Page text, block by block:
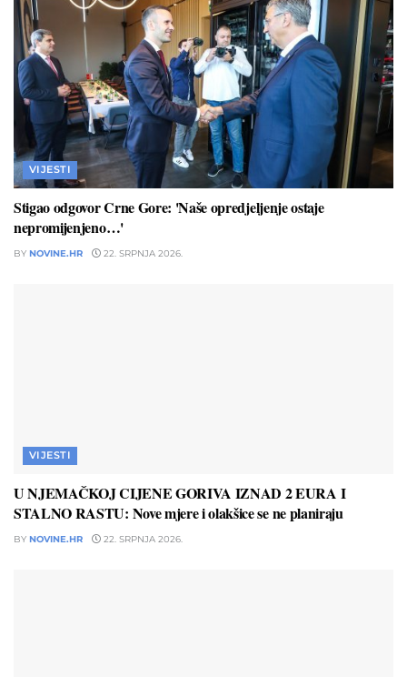
VIJESTI
Stigao odgovor Crne Gore: 'Naše opredjeljenje ostaje
nepromijenjeno…'
BY NOVINE.HR 22. SRPNJA 2026.
VIJESTI
U NJEMAČKOJ CIJENE GORIVA IZNAD 2 EURA I
STALNO RASTU: Nove mjere i olakšice se ne planiraju
BY NOVINE.HR 22. SRPNJA 2026.